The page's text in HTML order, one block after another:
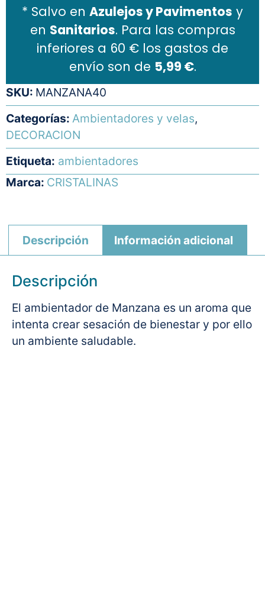
* Salvo en Azulejos y Pavimentos y
en Sanitarios. Para las compras
inferiores a 60 € los gastos de
envío son de 5,99 €.
SKU: MANZANA40
Categorías: Ambientadores y velas,
DECORACION
Etiqueta: ambientadores
Marca: CRISTALINAS
Descripción Información adicional
Descripción
El ambientador de Manzana es un aroma que
intenta crear sesación de bienestar y por ello
un ambiente saludable.